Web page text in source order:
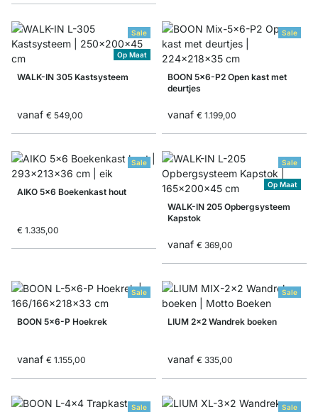
Sale
Op Maat
WALK-IN 305 Kastsysteem
vanaf € 549,00
Sale
BOON 5x6-P2 Open kast met
deurtjes
vanaf € 1.199,00
Sale
AIKO 5x6 Boekenkast hout
€ 1.335,00
Sale
Op Maat
WALK-IN 205 Opbergsysteem
Kapstok
vanaf € 369,00
Sale
BOON 5x6-P Hoekrek
vanaf € 1.155,00
Sale
LIUM 2x2 Wandrek boeken
vanaf € 335,00
Sale Sale